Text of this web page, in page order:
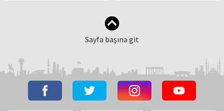
Sayfa başına git